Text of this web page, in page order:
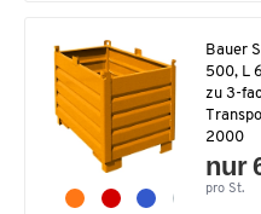
Bauer
500, L
zu 3-
2000
nur
pro St.